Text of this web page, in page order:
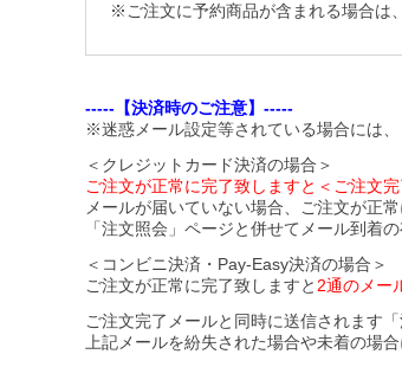
※ご注文に予約商品が含まれる場合は
-----【決済時のご注意】-----
※迷惑メール設定等されている場合には
＜クレジットカード決済の場合＞
ご注文が正常に完了致しますと＜ご注文
メールが届いていない場合、ご注文が正
「注文照会」ページと併せてメール到着
＜コンビニ決済・Pay-Easy決済の場合＞
ご注文が正常に完了致しますと2通のメー
ご注文完了メールと同時に送信されます
上記メールを紛失された場合や未着の場